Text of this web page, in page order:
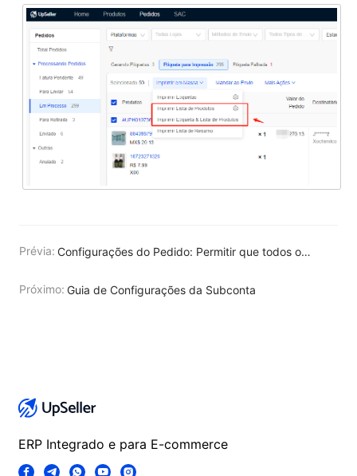
Prévia: Configurações do Pedido: Permitir que todos os pedidos não emitidos que no status Para Enviar sejam emitidos NF-e no UpSeller
Próximo: Guia de Configurações da Subconta
ERP Integrado e para E-commerce